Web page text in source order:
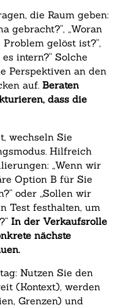
die Raum geben:
gebracht?“, „Woran
gelöst ist?“,
intern?“ Solche
Perspektiven an den
auf. Beraten
dass die
wechseln Sie
Hilfreich
„Wenn wir
Option B für Sie
oder „Sollen wir
Test festhalten, um
In der Verkaufsrolle
nächste
Nutzen Sie den
(Kontext), werden
Grenzen) und